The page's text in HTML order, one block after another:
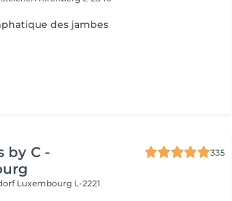
des jambes
by C -
335
Luxembourg L-2221